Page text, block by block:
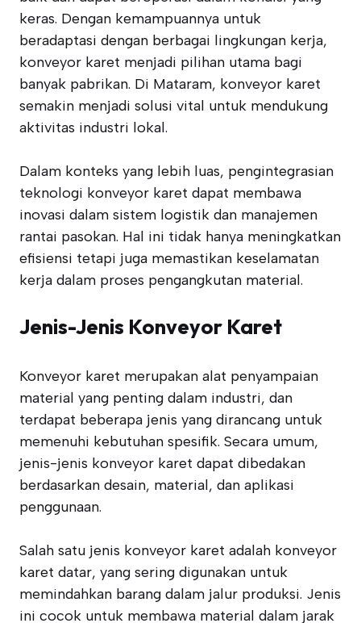
keras. Dengan kemampuannya untuk
beradaptasi dengan berbagai lingkungan kerja,
konveyor karet menjadi pilihan utama bagi
banyak pabrikan. Di Mataram, konveyor karet
semakin menjadi solusi vital untuk mendukung
aktivitas industri lokal.
Dalam konteks yang lebih luas, pengintegrasian
teknologi konveyor karet dapat membawa
inovasi dalam sistem logistik dan manajemen
rantai pasokan. Hal ini tidak hanya meningkatkan
efisiensi tetapi juga memastikan keselamatan
kerja dalam proses pengangkutan material.
Jenis-Jenis Konveyor Karet
Konveyor karet merupakan alat penyampaian
material yang penting dalam industri, dan
terdapat beberapa jenis yang dirancang untuk
memenuhi kebutuhan spesifik. Secara umum,
jenis-jenis konveyor karet dapat dibedakan
berdasarkan desain, material, dan aplikasi
penggunaan.
Salah satu jenis konveyor karet adalah konveyor
karet datar, yang sering digunakan untuk
memindahkan barang dalam jalur produksi. Jenis
ini cocok untuk membawa material dalam jarak